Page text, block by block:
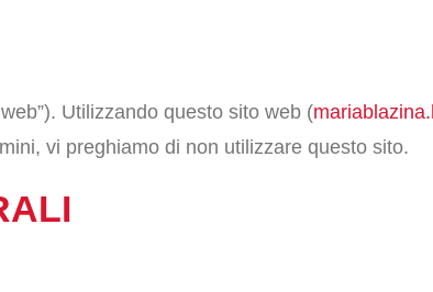
Utilizzando questo sito web (
vi preghiamo di non utilizzare questo sito.